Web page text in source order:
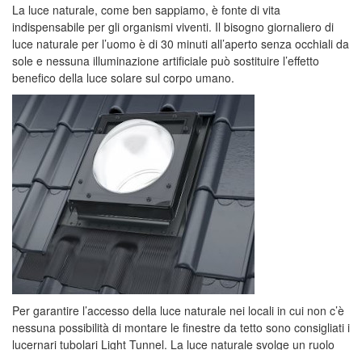
La luce naturale, come ben sappiamo, è fonte di vita
indispensabile per gli organismi viventi. Il bisogno giornaliero di
luce naturale per l’uomo è di 30 minuti all’aperto senza occhiali da
sole e nessuna illuminazione artificiale può sostituire l’effetto
benefico della luce solare sul corpo umano.
Per garantire l’accesso della luce naturale nei locali in cui non c’è
nessuna possibilità di montare le finestre da tetto sono consigliati i
lucernari tubolari Light Tunnel. La luce naturale svolge un ruolo